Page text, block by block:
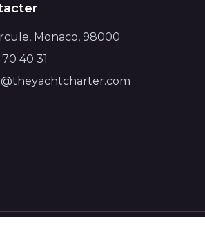
Monaco, 98000
40 31